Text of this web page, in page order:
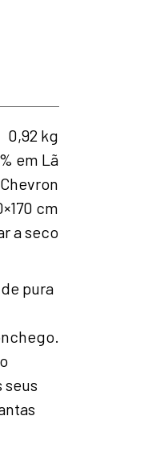
0,92 kg
em Lã
Chevron
cm
a seco
pura
seus